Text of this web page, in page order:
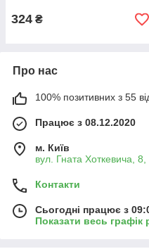
324 ₴
Про нас
100% позитивних з 55
Працює з 08.12.2020
м. Київ
вул. Гната Хоткевича, 8,
Контакти
Сьогодні працює з
Показати весь графік